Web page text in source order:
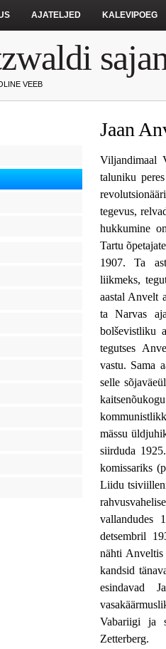
AJATELJED KALEVIPOEG
VEEB
Jaan
Viljandimaal
taluniku
tegevus,
hukkumine
Tartu
1907. Ta
liikmeks,
aastal Anvelt
ta Narvas
bolševistliku
tegutses
vastu. Sama
selle
mässu
siirduda
komissariks
Liidu
vallandudes
detsembril
nähti
kandsid
esindavad
Vabariigi ja
Zetterberg.